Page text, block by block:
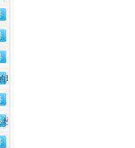
法热血！
典回归